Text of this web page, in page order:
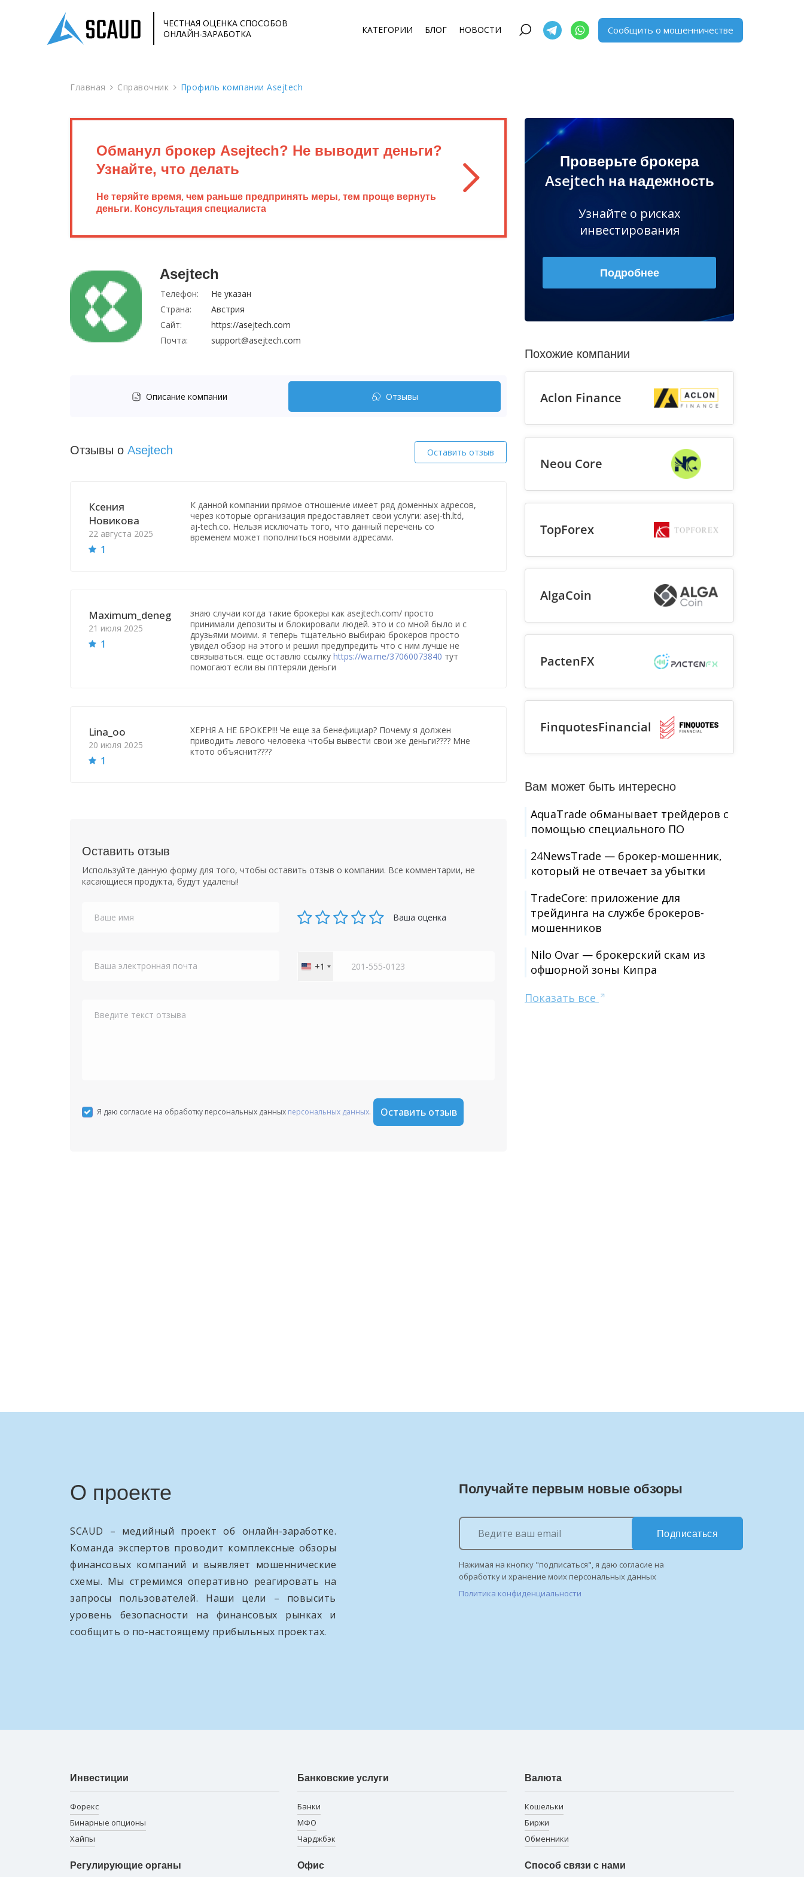
ЧЕСТНАЯ ОЦЕНКА СПОСОБОВ
ОНЛАЙН-ЗАРАБОТКА
КАТЕГОРИИ БЛОГ НОВОСТИ Сообщить о мошенничестве
Главная Справочник Профиль компании Asejtech
Обманул брокер Asejtech? Не выводит деньги?
Узнайте, что делать
Не теряйте время, чем раньше предпринять меры, тем проще вернуть
деньги. Консультация специалиста
Asejtech
Телефон:
Не указан
Страна:
Австрия
Сайт:
https://asejtech.com
Почта:
support@asejtech.com
Описание компании Отзывы
Отзывы о Asejtech Оставить отзыв
Ксения
Новикова
22 августа 2025
1
К данной компании прямое отношение имеет ряд доменных адресов,
через которые организация предоставляет свои услуги: asej-th.ltd,
aj-tech.co. Нельзя исключать того, что данный перечень со
временем может пополниться новыми адресами.
Maximum_deneg
21 июля 2025
1
знаю случаи когда такие брокеры как asejtech.com/ просто
принимали депозиты и блокировали людей. это и со мной было и с
друзьями моими. я теперь тщательно выбираю брокеров просто
увидел обзор на этого и решил предупредить что с ним лучше не
связываться. еще оставлю ссылку https://wa.me/37060073840 тут
помогают если вы пптеряли деньги
Lina_оо
20 июля 2025
1
ХЕРНЯ А НЕ БРОКЕР!!! Че еще за бенефициар? Почему я должен
приводить левого человека чтобы вывести свои же деньги???? Мне
ктото объяснит????
Оставить отзыв
Используйте данную форму для того, чтобы оставить отзыв о компании. Все комментарии, не
касающиеся продукта, будут удалены!
Ваша оценка
United
+1
Я даю согласие на обработку персональных данных персональных данных. Оставить отзыв
Проверьте брокера
Asejtech на надежность
Узнайте о рисках
инвестирования
Подробнее
Похожие компании
Aclon Finance
Neou Core
TopForex
AlgaCoin
PactenFX
FinquotesFinancial
Вам может быть интересно
AquaTrade обманывает трейдеров с
помощью специального ПО
24NewsTrade — брокер-мошенник,
который не отвечает за убытки
TradeCore: приложение для
трейдинга на службе брокеров-
мошенников
Nilo Ovar — брокерский скам из
офшорной зоны Кипра
Показать все
О проекте
SCAUD – медийный проект об онлайн-заработке.
Команда экспертов проводит комплексные обзоры
финансовых компаний и выявляет мошеннические
схемы. Мы стремимся оперативно реагировать на
запросы пользователей. Наши цели – повысить
уровень безопасности на финансовых рынках и
сообщить о по-настоящему прибыльных проектах.
Получайте первым новые обзоры
Подписаться
Нажимая на кнопку "подписаться", я даю согласие на
обработку и хранение моих персональных данных
Политика конфиденциальности
Инвестиции
Форекс
Бинарные опционы
Хайпы
Банковские услуги
Банки
МФО
Чарджбэк
Валюта
Кошельки
Биржи
Обменники
Регулирующие органы Офис Способ связи с нами